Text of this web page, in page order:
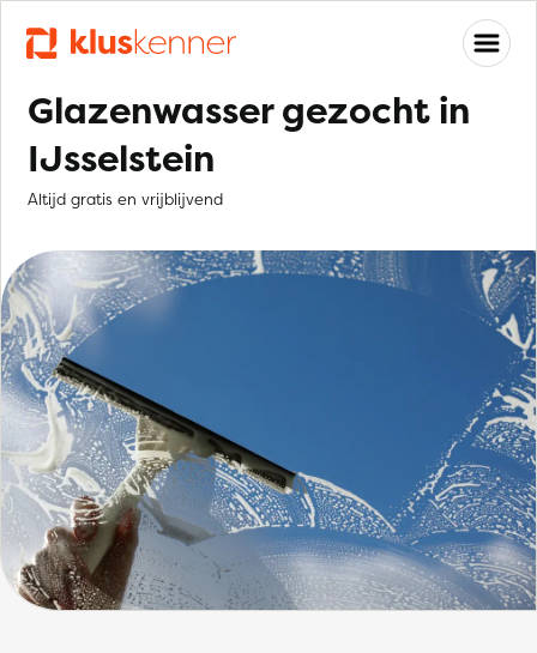
Glazenwasser gezocht in
IJsselstein
Altijd gratis en vrijblijvend